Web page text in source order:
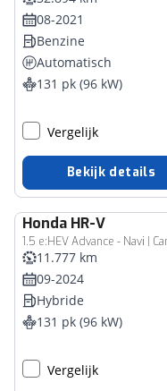
08-2021
Benzine
Automatisch
131 pk (96 kW)
Vergelijk
Bekijk details
Honda HR-V
1.5 e:HEV Advance - Navi |
11.777 km
09-2024
Hybride
131 pk (96 kW)
Vergelijk